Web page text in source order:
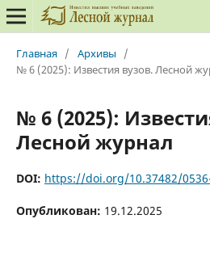
Главная / Архивы
/
№ 6 (2025): Известия вузов. Лесной
№ 6 (2025):
Лесной журнал
DOI: https://doi.org/10.37482/
Опубликован: 19.12.2025